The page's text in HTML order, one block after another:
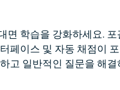
면 학습을 강화하세요.
페이스 및 자동 채점이
고 일반적인 질문을 해